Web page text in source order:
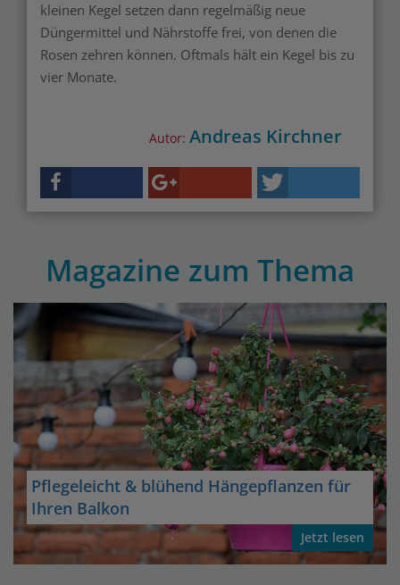
kleinen Kegel setzen dann regelmäßig neue
Düngermittel und Nährstoffe frei, von denen die
Rosen zehren können. Oftmals hält ein Kegel bis zu
vier Monate.
Autor: Andreas Kirchner
Magazine zum Thema
Pflegeleicht & blühend Hängepflanzen für
Ihren Balkon
Jetzt lesen